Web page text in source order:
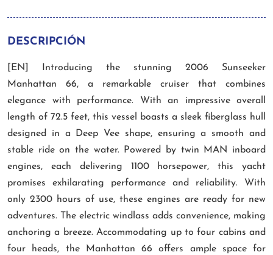
DESCRIPCIÓN
[EN] Introducing the stunning 2006 Sunseeker
Manhattan 66, a remarkable cruiser that combines
elegance with performance. With an impressive overall
length of 72.5 feet, this vessel boasts a sleek fiberglass hull
designed in a Deep Vee shape, ensuring a smooth and
stable ride on the water. Powered by twin MAN inboard
engines, each delivering 1100 horsepower, this yacht
promises exhilarating performance and reliability. With
only 2300 hours of use, these engines are ready for new
adventures. The electric windlass adds convenience, making
anchoring a breeze. Accommodating up to four cabins and
four heads, the Manhattan 66 offers ample space for